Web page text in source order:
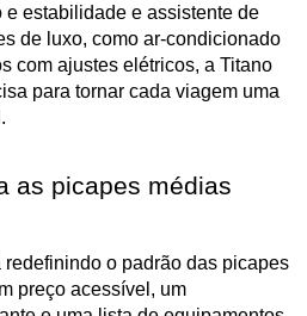
e estabilidade e assistente de
de luxo, como ar-condicionado
com ajustes elétricos, a Titano
para tornar cada viagem uma
as picapes médias
o padrão das picapes
preço acessível, um